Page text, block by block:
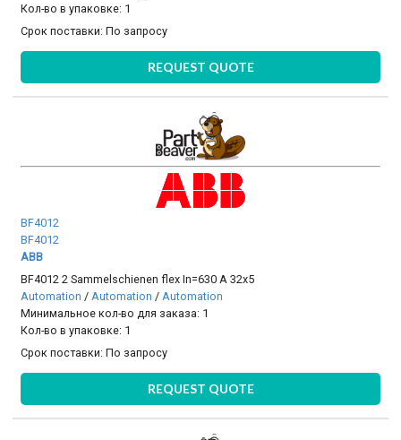
Кол-во в упаковке: 1
Срок поставки:По запросу
REQUEST QUOTE
BF4012
BF4012
ABB
BF4012 2 Sammelschienen flex In=630 A 32x5
Automation / Automation / Automation
Минимальное кол-во для заказа: 1
Кол-во в упаковке: 1
Срок поставки:По запросу
REQUEST QUOTE